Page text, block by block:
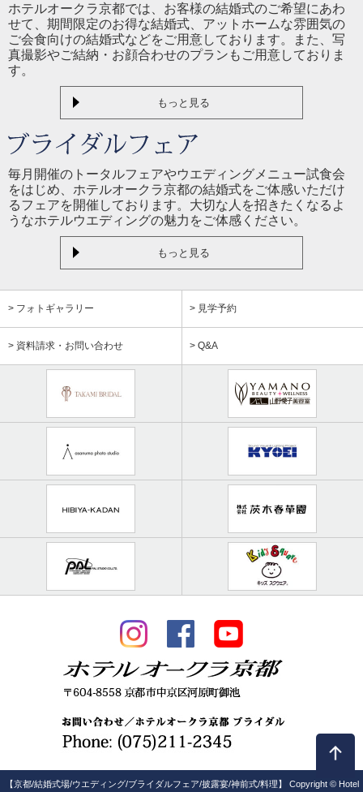
ホテルオークラ京都では、お客様の結婚式のご希望にあわ
せて、期間限定のお得な結婚式、アットホームな雰囲気の
ご会食向けの結婚式などをご用意しております。また、写
真撮影やご結納・お顔合わせのプランもご用意しておりま
す。
もっと見る
毎月開催のトータルフェアやウエディングメニュー試食会
をはじめ、ホテルオークラ京都の結婚式をご体感いただけ
るフェアを開催しております。大切な人を招きたくなるよ
うなホテルウエディングの魅力をご体感ください。
もっと見る
> フォトギャラリー > 見学予約
> 資料請求・お問い合わせ > Q&A
【京都/結婚式場/ウエディング/ブライダルフェア/披露宴/神前式/料理】 Copyright © Hotel